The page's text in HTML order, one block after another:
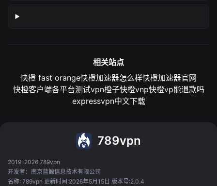
相关站点
快橙 fast orange快橙加速器怎么样快橙加速器官网
快橙客户端各平台测试vpn橙子快橙vnp快橙vp能退款吗
expressvpn中文下载
789vpn
2019-2026 789vpn
开发者：南京蓝鲸信息技术有限公司
名称: 789vpn 更新时间:2026年5月15日 版本号:2.0.4